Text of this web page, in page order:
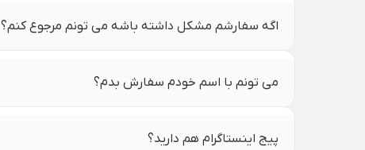
اگه سفارشم مشکل داشته باشه می تونم مرجوع کنم؟
می تونم با اسم خودم سفارش بدم؟
پیج اینستاگرام هم دارید؟